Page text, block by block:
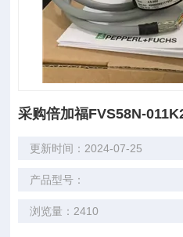
采购倍加福FVS58N-
更新时间：2024-07-25
产品型号：
浏览量：2410